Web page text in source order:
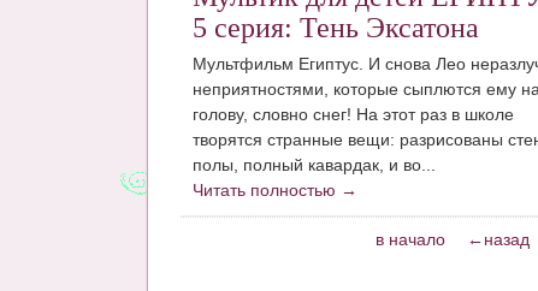
5 серия: Тень Эксатона
Мультфильм Египтус. И снова Лео
неприятностями, которые сыплются ему на
голову, словно снег! На этот раз в школе
творятся странные вещи: разрисованы
полы, полный кавардак, и во...
Читать полностью →
в начало ←назад